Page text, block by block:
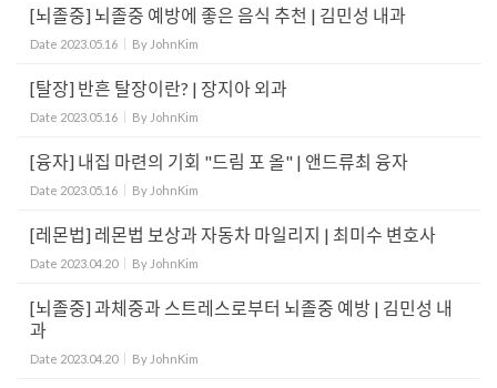
[뇌졸중] 뇌졸중 예방에 좋은 음식 추천 | 김민성 내과
Date 2023.05.16 By JohnKim
[탈장] 반흔 탈장이란? | 장지아 외과
Date 2023.05.16 By JohnKim
[융자] 내집 마련의 기회 "드림 포 올" | 앤드류최 융자
Date 2023.05.16 By JohnKim
[레몬법] 레몬법 보상과 자동차 마일리지 | 최미수 변호사
Date 2023.04.20 By JohnKim
[뇌졸중] 과체중과 스트레스로부터 뇌졸중 예방 | 김민성 내
과
Date 2023.04.20 By JohnKim